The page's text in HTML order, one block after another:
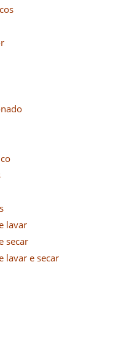
lavar
secar
lavar e secar